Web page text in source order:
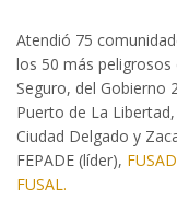
Atendió 75
los 50 más peligrosos
Seguro, del Gobierno
Puerto de La
Ciudad Delgado y
FEPADE (líder),
FUSAL.